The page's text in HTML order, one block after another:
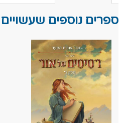
ספרים נוספים שעשויים